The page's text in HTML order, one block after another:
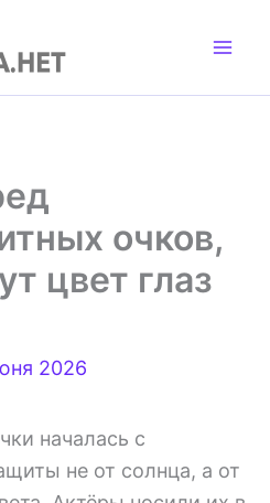
очков,
цвет глаз
2026
началась с
не от солнца, а от